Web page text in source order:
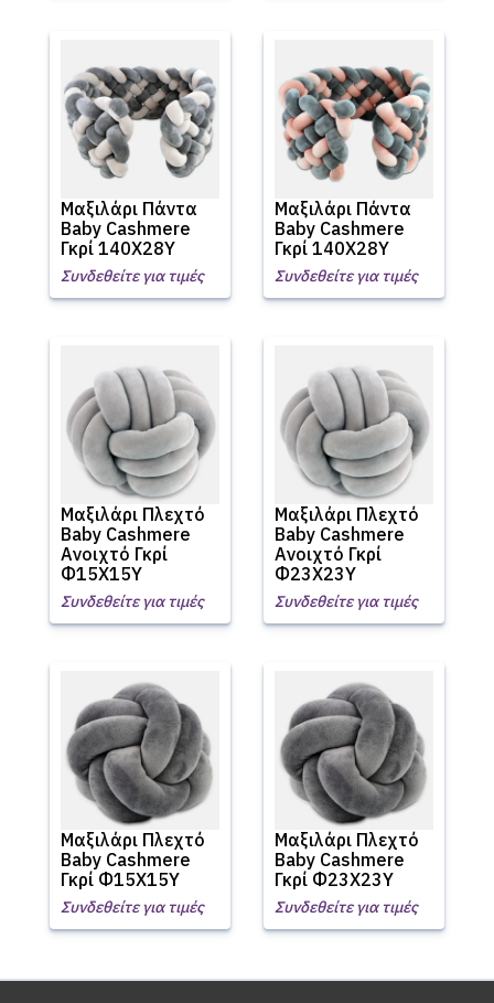
Μαξιλάρι Πάντα
Baby Cashmere
Γκρί 140Χ28Υ
Συνδεθείτε για τιμές
Μαξιλάρι Πάντα
Baby Cashmere
Γκρί 140Χ28Υ
Συνδεθείτε για τιμές
Μαξιλάρι Πλεχτό
Baby Cashmere
Ανοιχτό Γκρί
Φ15Χ15Υ
Συνδεθείτε για τιμές
Μαξιλάρι Πλεχτό
Baby Cashmere
Ανοιχτό Γκρί
Φ23Χ23Υ
Συνδεθείτε για τιμές
Μαξιλάρι Πλεχτό
Baby Cashmere
Γκρί Φ15Χ15Υ
Συνδεθείτε για τιμές
Μαξιλάρι Πλεχτό
Baby Cashmere
Γκρί Φ23Χ23Υ
Συνδεθείτε για τιμές